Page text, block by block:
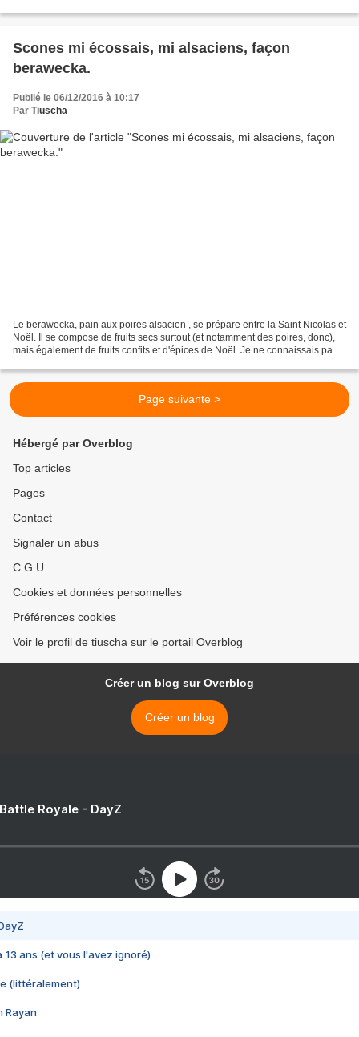
Scones mi écossais, mi alsaciens, façon
berawecka.
Publié le 06/12/2016 à 10:17
Par Tiuscha
Le berawecka, pain aux poires alsacien , se prépare entre la Saint Nicolas et
Noël. Il se compose de fruits secs surtout (et notamment des poires, donc),
mais également de fruits confits et d'épices de Noël. Je ne connaissais pas
Page suivante >
Hébergé par Overblog
Top articles
Pages
Contact
Signaler un abus
C.G.U.
Cookies et données personnelles
Préférences cookies
Voir le profil de tiuscha sur le portail Overblog
Créer un blog sur Overblog
Créer un blog
Royale - DayZ
13 ans (et vous l'avez ignoré)
(littéralement)
Rayan